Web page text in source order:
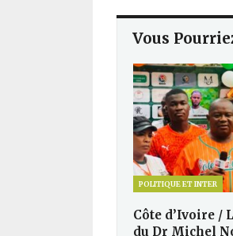
Vous
POLITIQUE ET INTER
Côte d’Ivoire /
du Dr Michel